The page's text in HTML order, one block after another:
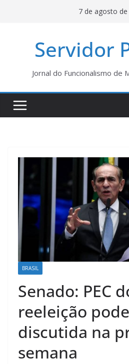
7 de agosto de
Servidor
Jornal do Funcionalismo de
BRASIL
Senado: PEC
reeleição
discutida na
semana